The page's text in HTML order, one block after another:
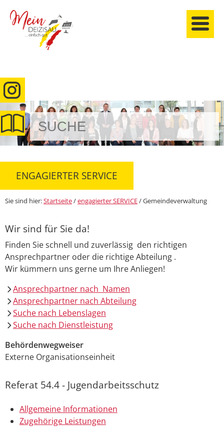
anmelden
ENGAGIERTER SERVICE
Sie sind hier:Startseite/engagierter SERVICE/Gemeindeverwaltung
Wir sind für Sie da!
Finden Sie schnell und zuverlässig den richtigen
Ansprechpartner oder die richtige Abteilung .
Wir kümmern uns gerne um Ihre Anliegen!
Ansprechpartner nach Namen
Ansprechpartner nach Abteilung
Suche nach Lebenslagen
Suche nach Dienstleistung
Behördenwegweiser
Externe Organisationseinheit
Referat 54.4 - Jugendarbeitsschutz
Allgemeine Informationen
Zugehörige Leistungen